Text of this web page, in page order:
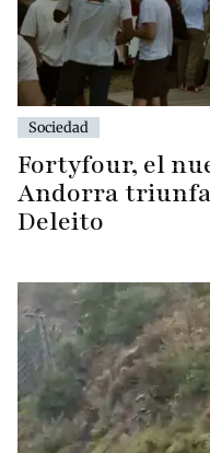
Sociedad
Fortyfour, el
Andorra
Deleito